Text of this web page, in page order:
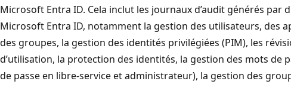
Microsoft Entra ID. Cela inclut les journaux d’audit générés par
Microsoft Entra ID, notamment la gestion des utilisateurs, des
des groupes, la gestion des identités privilégiées (PIM), les
d’utilisation, la protection des identités, la gestion des mots de
de passe en libre-service et administrateur), la gestion des